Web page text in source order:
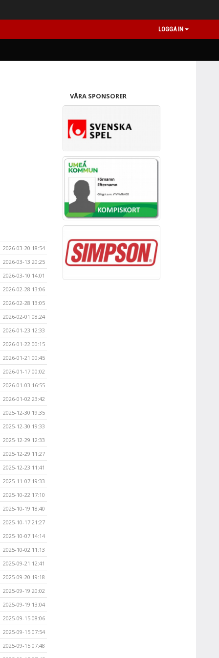
LOGGA IN
2026-03-20 18:54
2026-03-13 20:25
2026-03-10 14:01
2026-02-28 13:06
2026-02-28 13:05
2026-02-01 08:24
2026-01-23 12:33
2026-01-22 00:15
2026-01-21 00:45
2026-01-17 00:02
2026-01-03 16:55
2026-01-02 23:42
2025-12-30 19:35
2025-12-30 19:33
2025-12-29 12:33
2025-12-29 11:27
2025-12-23 11:41
2025-11-07 19:33
2025-10-22 17:10
2025-10-19 18:40
2025-10-17 21:27
2025-10-07 14:14
2025-10-02 11:13
2025-09-21 12:41
2025-09-20 19:18
2025-09-19 20:02
2025-09-19 13:04
2025-09-15 08:06
2025-09-15 07:54
2025-09-15 07:48
VÅRA SPONSORER